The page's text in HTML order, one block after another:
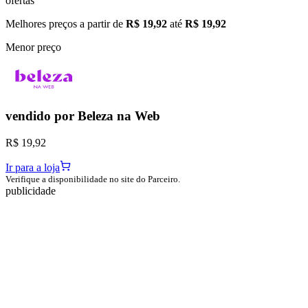
Melhores preços a partir de R$ 19,92 até R$ 19,92
Menor preço
vendido por Beleza na Web
R$ 19,92
Ir para a loja
Verifique a disponibilidade no site do Parceiro.
publicidade